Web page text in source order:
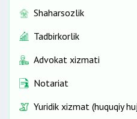
Shaharsozlik
Tadbirkorlik
Advokat xizmati
Notariat
Yuridik xizmat (huquqiy